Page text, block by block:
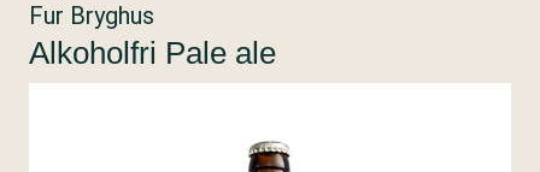
Fur Bryghus
Alkoholfri Pale ale